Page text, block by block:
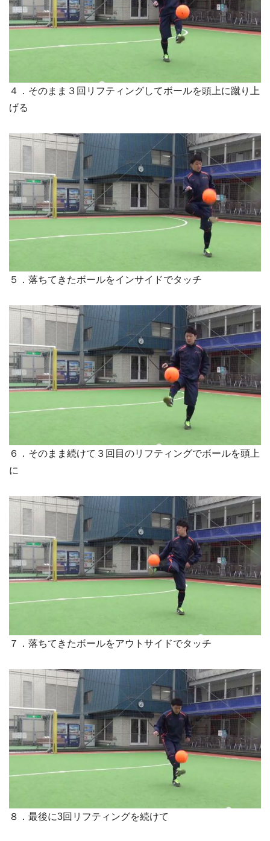
４．そのまま３回リフティングしてボールを頭上に蹴り上
げる
５．落ちてきたボールをインサイドでタッチ
６．そのまま続けて３回目のリフティングでボールを頭上
に
７．落ちてきたボールをアウトサイドでタッチ
８．最後に3回リフティングを続けて